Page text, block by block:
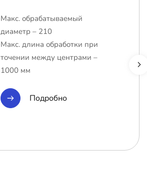
Макс. обрабатываемый
диаметр – 210
Макс. длина обработки при
точении между центрами –
1000 мм
Подробно